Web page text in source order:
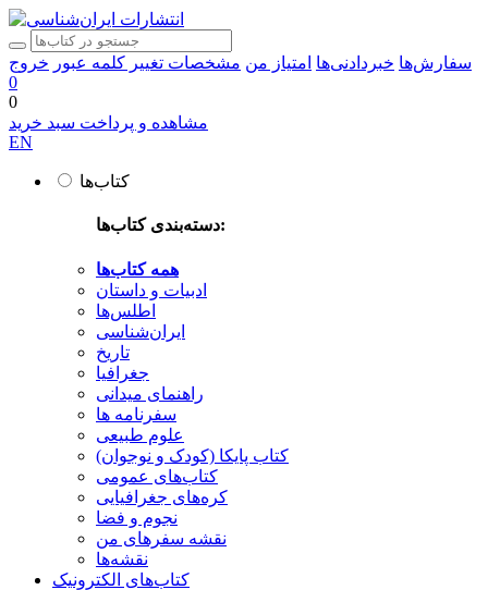
سفارش‌ها خبردادنی‌ها امتیاز من مشخصات تغییر کلمه عبور خروج
0
0
مشاهده و پرداخت سبد خرید
EN
کتاب‌ها
دسته‌بندی کتاب‌ها:
همه کتاب‌ها
ادبیات و داستان
اطلس‌ها
ایران‌شناسی
تاریخ
جغرافیا
راهنمای میدانی
سفرنامه‌ ها
علوم طبیعی
کتاب‌ پایکا (کودک و نوجوان)
کتاب‌های عمومی
کره‌های جغرافیایی
نجوم و فضا
نقشه سفرهای من
نقشه‌ها
کتاب‌های الکترونیک